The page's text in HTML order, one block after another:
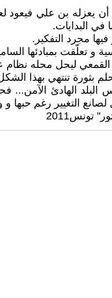
بن علي فيعود
في البدايات.
مجرد التفكير.
و تعلّقت بمبادئها
ليحل محله نظام
بثورة تنتهي بهذا
البلد الهادئ
التغيير رغم حبها و